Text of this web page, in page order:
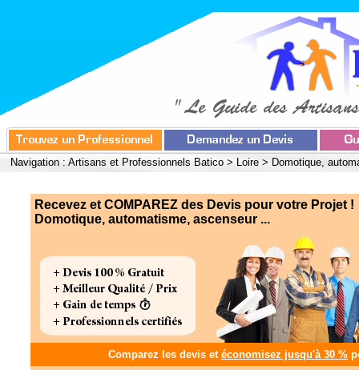
Navigation : Artisans et Professionnels Batico > Loire > Domotique,
Recevez et COMPAREZ des Devis pour votre Projet !
Domotique, automatisme, ascenseur ...
Comparez les devis et économisez jusqu'à 30 %